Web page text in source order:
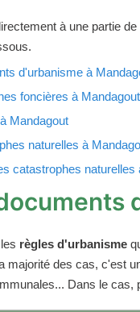
à une partie
d'urbanisme à
foncières à Mandagout
Mandagout
naturelles à
catastrophes naturelles
règles d'urbanisme
majorité des cas, c'est
Dans le cas,